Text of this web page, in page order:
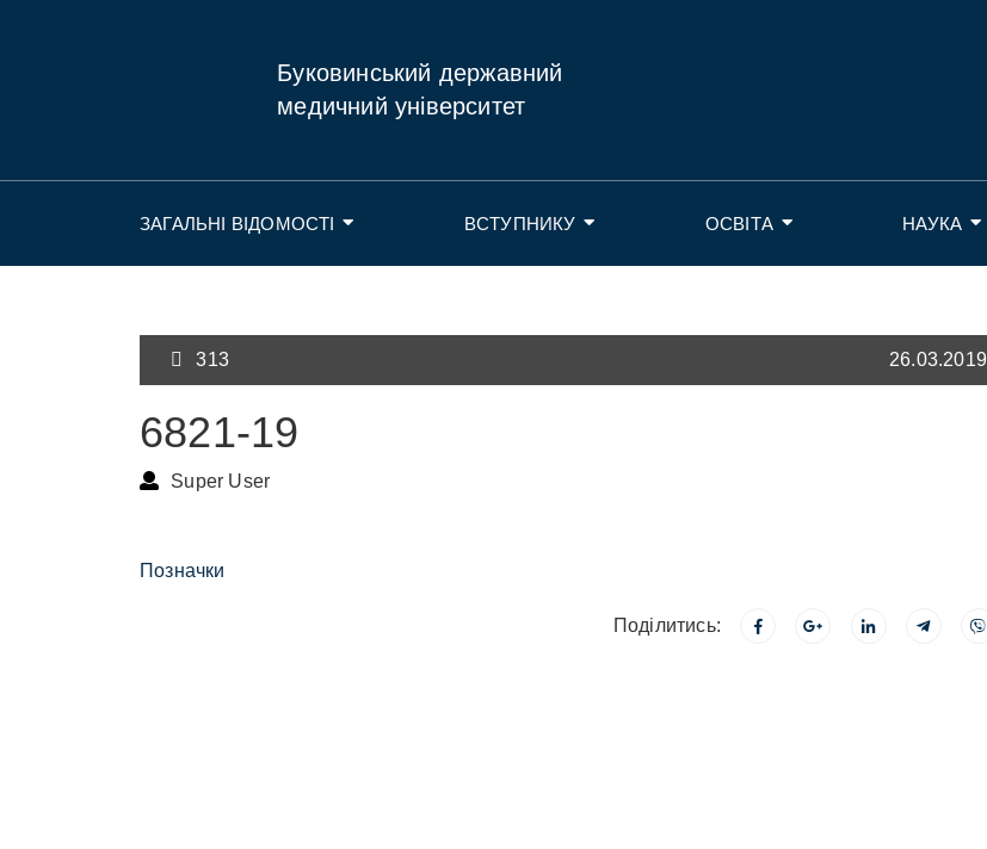
Буковинський державний
медичний університет
ЗАГАЛЬНІ ВІДОМОСТІ ВСТУПНИКУ ОСВІТА НАУКА
313 26.03.2019
6821-19
Super User
Позначки
Поділитись: